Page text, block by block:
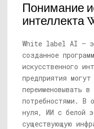
Понимание
интеллекта
White label AI —
созданное
искусственного
предприятия
переименовывать
потребностями. В
нуля, ИИ с белой
существующую